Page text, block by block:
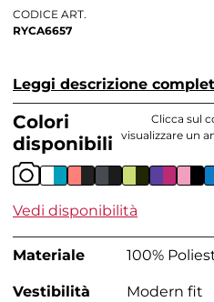
CODICE ART.
RYCA6657
Leggi descrizione
Colori
disponibili
Clicca sul
visualizzare un
Vedi disponibilità
Materiale 100%
Vestibilità Modern fit